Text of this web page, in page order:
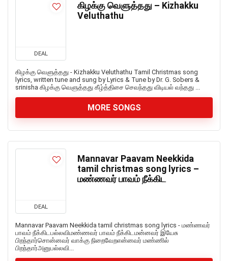
DEAL
கிழக்கு வெளுத்தது – Kizhakku
Veluthathu
கிழக்கு வெளுத்தது - Kizhakku Veluthathu Tamil Christmas song
lyrics, written tune and sung by Lyrics & Tune by Dr. G. Sobers &
srinisha கிழக்கு வெளுத்தது கீழ்த்திசை செவந்தது விடியல் வந்தது ...
MORE SONGS
DEAL
Mannavar Paavam Neekkida
tamil christmas song lyrics –
மண்ணவர் பாவம் நீக்கிட
Mannavar Paavam Neekkida tamil christmas song lyrics - மண்ணவர்
பாவம் நீக்கிடபல்லவிமண்ணவர் பாவம் நீக்கிடமன்னவர் இயேசு
பிறந்தார்சொன்னவர் வாக்கு நிறைவேறஎன்னவர் மண்ணில்
பிறந்தார்அனுபல்லவி...